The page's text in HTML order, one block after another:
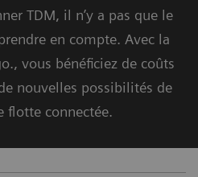
TDM, il n’y a pas que le
en compte. Avec la
vous bénéficiez de coûts
nouvelles possibilités de
flotte connectée.